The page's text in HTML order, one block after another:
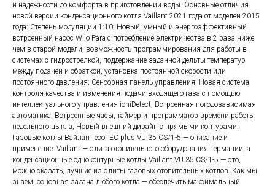
и надежности до комфорта в приготовлении воды. Основные отличия
новой версии конденсационного котла Vaillant 2021 года от моделей 2015
года: Степень модуляции 1:10; Новый, умный и энергоэффективный
встроенный насос Wilo Para с потребление электричества в 2 раза ниже
чем в старой модели, возможность программирования для работы в
системах с гидрострелкой, поддержание заданной дельты температур
между подачей и обраткой, установка постоянной скорости или
постоянного давления; Сенсорная панель управления; Новая система
контроля качества и изменения подачи входящего газа с помощью
интеллектуального управления ioniDetect; Встроенная погодозависимая
автоматика; Встроенные часы, таймер и программатор времени работы
недельного цыкла; Новый внешний дизайн с прямыми контурами.
Газовые котлы Вайлант ecoTEC plus VU 35 CS/1-5 — описание и
применение. Vaillant — элита отопительного оборудования Германии, а
конденсационные одноконтурные котлы Vaillant VU 35 CS/1-5 — это,
можно сказать, лучшие из элиты газовых отопительных котлов. Как мы
знаем, основная задача любого котла — обеспечить максимальный